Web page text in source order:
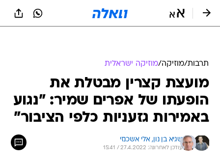
תרבות/מוזיקה/מוזיקה ישראלית
מועצת קצרין מבטלת את
הופעתו של אפרים שמיר: "נגוע
באמירות גזעניות כלפי הציבור"
שגיא בן נון, אלי אשכנזי
עודכן לאחרונה: 27.4.2022 / 15:41